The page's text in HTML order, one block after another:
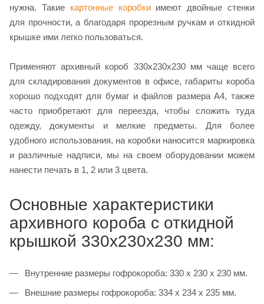
нужна. Такие картонные коробкиимеют двойные стенки
для прочности, а благодаря прорезным ручкам и откидной
крышке ими легко пользоваться.
Применяют архивный короб 330х230х230 мм чаще всего
для складирования документов в офисе, габариты короба
хорошо подходят для бумаг и файлов размера А4, также
часто приобретают для переезда, чтобы сложить туда
одежду, документы и мелкие предметы. Для более
удобного использования, на коробки наносится маркировка
и различные надписи, мы на своем оборудовании можем
нанести печать в 1, 2 или 3 цвета.
Основные характеристики
архивного короба с откидной
крышкой 330х230х230 мм:
Внутренние размеры гофрокороба: 330 х 230 х 230 мм.
Внешние размеры гофрокороба: 334 х 234 х 235 мм.